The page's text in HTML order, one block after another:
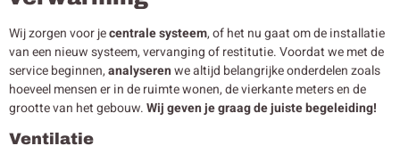
Wij zorgen voor jecentrale systeem, of het nu gaat om de installatie
van een nieuw systeem, vervanging of restitutie. Voordat we met de
service beginnen,analyserenwe altijd belangrijke onderdelen zoals
hoeveel mensen er in de ruimte wonen, de vierkante meters en de
grootte van het gebouw.Wij geven je graag de juiste begeleiding!
Ventilatie